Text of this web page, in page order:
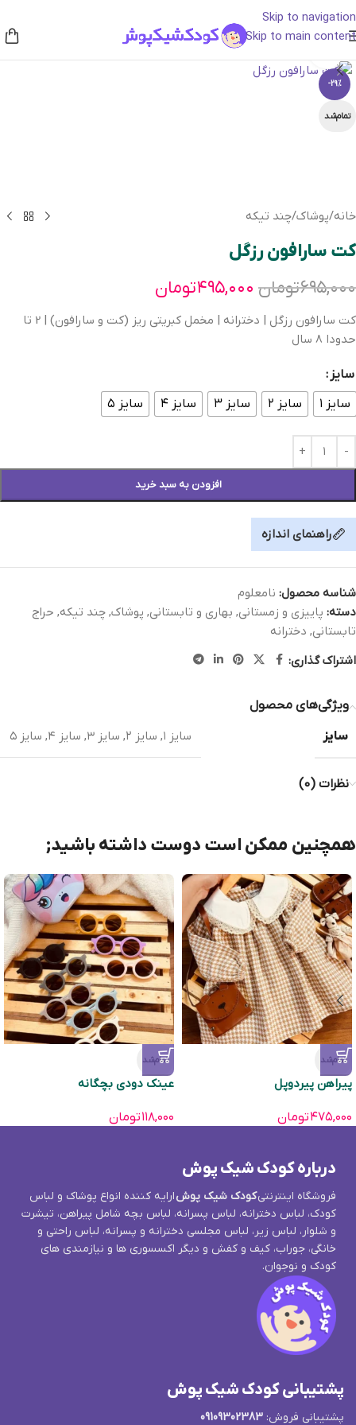
Skip to navigation
Skip to main content
-29%
تمام‌شد
بزرگنمایی تصویر
خانه/پوشاک/چند تیکه
کت سارافون رزگل
۶۹۵,۰۰۰تومان ۴۹۵,۰۰۰تومان
کت سارافون رزگل | دخترانه | مخمل کبریتی ریز (کت و سارافون) | 2 تا
حدودا 8 سال
سایز
سایز ۱
سایز ۲ سایز ۳ سایز ۴ سایز ۵
افزودن به سبد خرید
راهنمای اندازه
شناسه محصول: نامعلوم
دسته: پاییزی و زمستانی, بهاری و تابستانی, پوشاک, چند تیکه, حراج
تابستانی, دخترانه
اشتراک گذاری:
ویژگی‌های محصول
سایز
سایز ۱ , سایز ۲ , سایز ۳ , سایز ۴ , سایز ۵
نظرات (0)
همچنین ممکن است دوست داشته باشید;
تمام‌شد
پیراهن پیردوپل
۴۷۵,۰۰۰تومان
تمام‌شد
عینک دودی بچگانه
۱۱۸,۰۰۰تومان
درباره کودک شیک پوش
فروشگاه اینترنتیکودک شیک پوشارایه کننده انواع پوشاک و لباس
کودک، لباس دخترانه، لباس پسرانه، لباس بچه شامل پیراهن، تیشرت
و شلوار، لباس زیر، لباس مجلسی دخترانه و پسرانه، لباس راحتی و
خانگی، جوراب، کیف و کفش و دیگر اکسسوری ها و نیازمندی های
کودک و نوجوان.
پشتیبانی کودک شیک پوش
پشتیبانی فروش: 09109302383